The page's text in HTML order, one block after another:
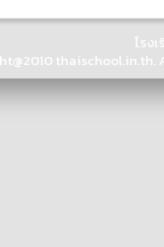
โรง
thaischool.in.th.